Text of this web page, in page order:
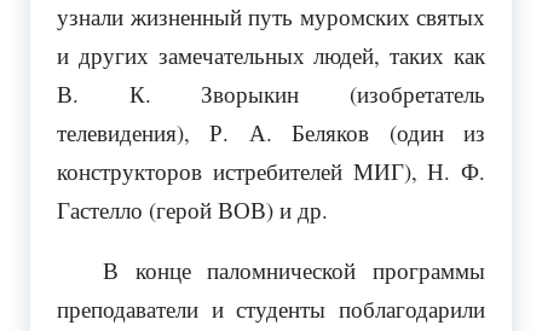
узнали жизненный путь муромских святых
и других замечательных людей, таких как
В. К. Зворыкин (изобретатель
телевидения), Р. А. Беляков (один из
конструкторов истребителей МИГ), Н. Ф.
Гастелло (герой ВОВ) и др.
В конце паломнической программы
преподаватели и студенты поблагодарили